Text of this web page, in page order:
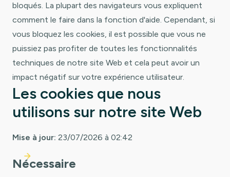
bloqués. La plupart des navigateurs vous expliquent
comment le faire dans la fonction d'aide. Cependant, si
vous bloquez les cookies, il est possible que vous ne
puissiez pas profiter de toutes les fonctionnalités
techniques de notre site Web et cela peut avoir un
impact négatif sur votre expérience utilisateur.
Les cookies que nous
utilisons sur notre site Web
Mise à jour: 23/07/2026 à 02:42
Nécessaire